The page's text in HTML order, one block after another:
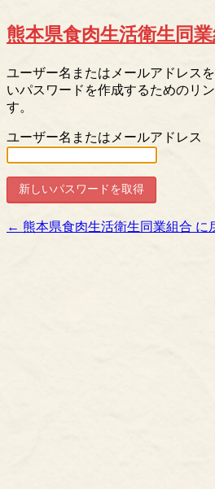
熊本県食肉生活衛生同
ユーザー名またはメールアドレス
いパスワードを作成するためのリ
す。
ユーザー名またはメールアドレス
← 熊本県食肉生活衛生同業組合 に